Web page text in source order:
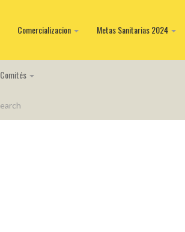
Comercializacion Metas Sanitarias 2024
Comités